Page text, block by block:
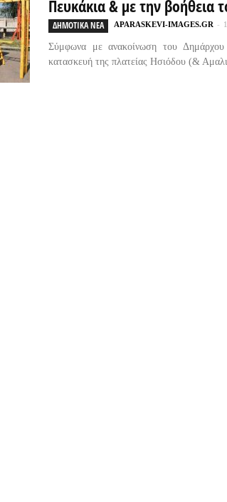
Πευκάκια & με την βοήθεια
ΔΗΜΟΤΙΚΑ ΝΕΑ APARASKEVI-IMAGES.GR -
Σύμφωνα με ανακοίνωση του
κατασκευή της πλατείας Ησιόδου (&